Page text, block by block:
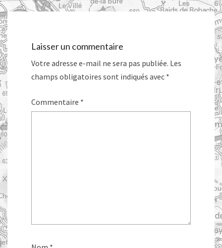
Laisser un commentaire
Votre adresse e-mail ne sera pas publiée. Les
champs obligatoires sont indiqués avec *
Commentaire *